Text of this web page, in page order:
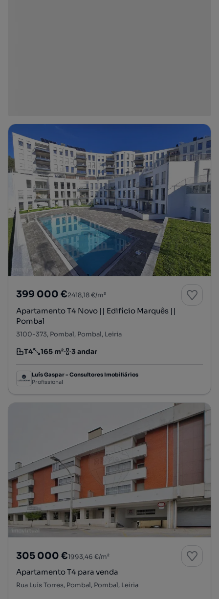
399 000 €2418,18 €/m²
Apartamento T4 Novo || Edifício Marquês ||
Pombal
3100-373, Pombal, Pombal, Leiria
Tipologia
T4
Preço por metro quadrado
165 m²
Andar 3 andar
Luís Gaspar - Consultores Imobiliários
Profissional
305 000 €1993,46 €/m²
Apartamento T4 para venda
Rua Luís Torres, Pombal, Pombal, Leiria